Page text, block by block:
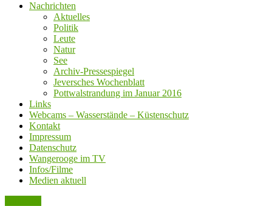
Nachrichten
Aktuelles
Politik
Leute
Natur
See
Archiv-Pressespiegel
Jeversches Wochenblatt
Pottwalstrandung im Januar 2016
Links
Webcams – Wasserstände – Küstenschutz
Kontakt
Impressum
Datenschutz
Wangerooge im TV
Infos/Filme
Medien aktuell